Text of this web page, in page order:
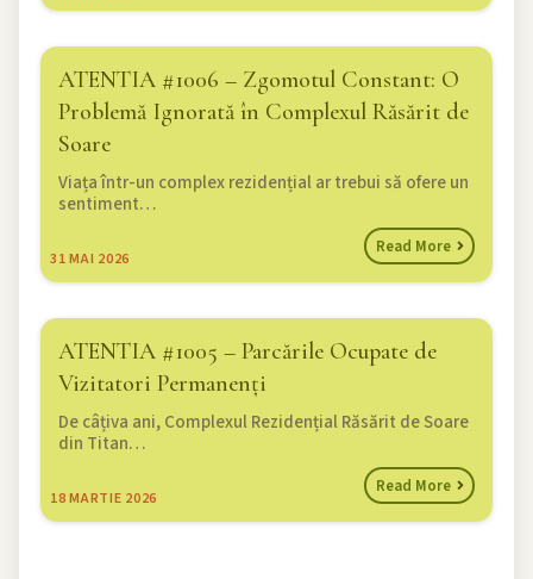
ATENTIA #1006 – Zgomotul Constant: O
Problemă Ignorată în Complexul Răsărit de
Soare
31MAI 2026
Viața într-un complex rezidențial ar trebui să ofere un
sentiment…
Read More
ATENTIA #1005 – Parcările Ocupate de
Vizitatori Permanenți
18MARTIE 2026
De câțiva ani, Complexul Rezidențial Răsărit de Soare
din Titan…
Read More